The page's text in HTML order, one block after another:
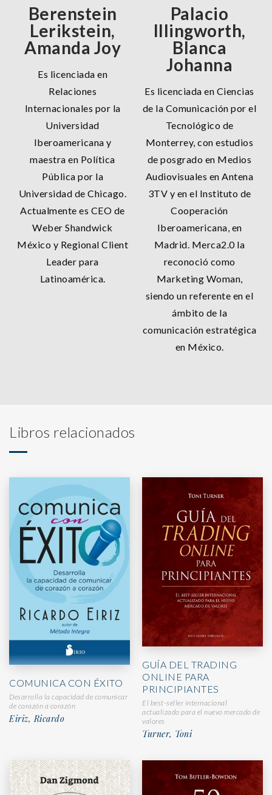
Berenstein
Lerikstein,
Amanda Joy
Es licenciada en
Relaciones
Internacionales por la
Universidad
Iberoamericana y
maestra en Política
Pública por la
Universidad de Chicago.
Actualmente es CEO de
Weber Shandwick
México y Regional Client
Leader para
Latinoamérica.
Palacio
Illingworth,
Blanca
Johanna
Es licenciada en Ciencias
de la Comunicación por el
Tecnológico de
Monterrey, con estudios
de posgrado en Medios
Audiovisuales en Antena
3TV y en el Instituto de
Cooperación
Iberoamericana, en
Madrid. Merca2.0 la
reconoció como
Marketing Woman,
siendo un referente en el
ámbito de la
comunicación estratégica
en México.
Libros relacionados
COMUNICA CON ÉXITO
Desarrolla la capacidad de comunicar
de corazón a corazón
Eiriz, Ricardo
GUÍA DEL TRADING
ONLINE PARA
PRINCIPIANTES
El best-seller internacional
actualizado para el nuevo mercado de
valores
Turner, Toni